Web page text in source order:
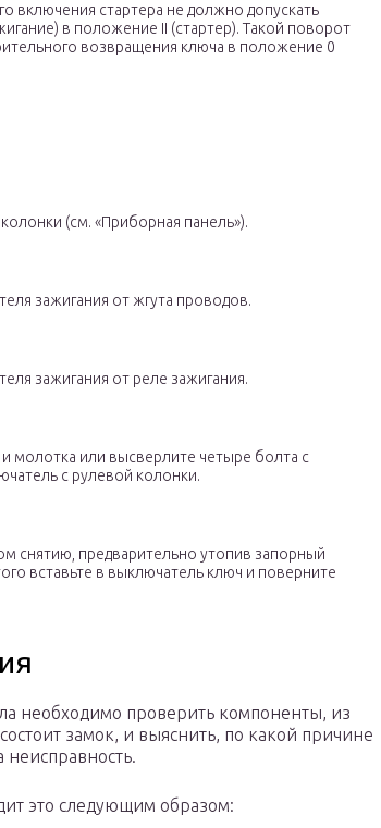
включения стартера не должно допускать
в положение II (стартер). Такой поворот
возвращения ключа в положение 0
(см. «Приборная панель»).
зажигания от жгута проводов.
зажигания от реле зажигания.
молотка или высверлите четыре болта с
с рулевой колонки.
снятию, предварительно утопив запорный
вставьте в выключатель ключ и поверните
необходимо проверить компоненты, из
замок, и выяснить, по какой причине
неисправность.
это следующим образом: